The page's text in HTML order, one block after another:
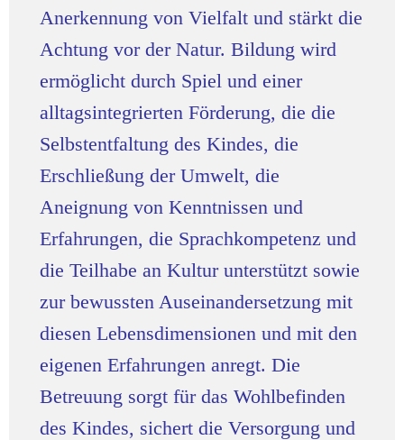
Anerkennung von Vielfalt und stärkt die
Achtung vor der Natur. Bildung wird
ermöglicht durch Spiel und einer
alltagsintegrierten Förderung, die die
Selbstentfaltung des Kindes, die
Erschließung der Umwelt, die
Aneignung von Kenntnissen und
Erfahrungen, die Sprachkompetenz und
die Teilhabe an Kultur unterstützt sowie
zur bewussten Auseinandersetzung mit
diesen Lebensdimensionen und mit den
eigenen Erfahrungen anregt. Die
Betreuung sorgt für das Wohlbefinden
des Kindes, sichert die Versorgung und